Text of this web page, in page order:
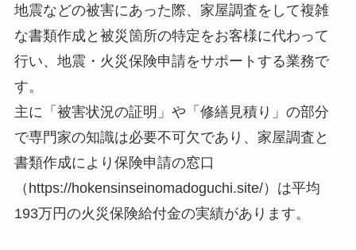
地震などの被害にあった際、家屋調査をして複雑
な書類作成と被災箇所の特定をお客様に代わって
行い、地震・火災保険申請をサポートする業務で
す。
主に「被害状況の証明」や「修繕見積り」の部分
で専門家の知識は必要不可欠であり、家屋調査と
書類作成により保険申請の窓口
（https://hokensinseinomadoguchi.site/）は平均
193万円の火災保険給付金の実績があります。